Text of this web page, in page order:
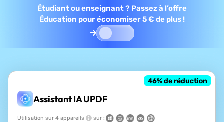
Étudiant ou enseignant ? Passez à l’offre
Éducation pour économiser 5 € de plus !
Assistant IA UPDF
46% de réduction
Utilisation sur 4 appareils sur :